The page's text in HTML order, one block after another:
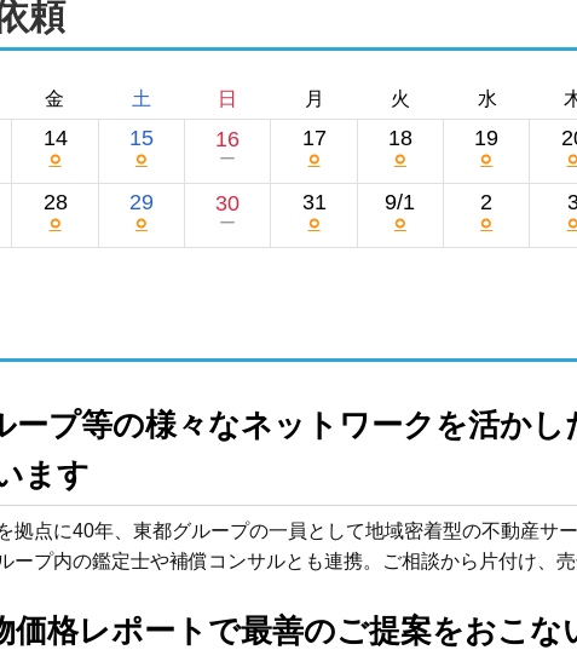
頼
金 土 日 月 火 水
14
○
15
○
16
ー
17
○
18
○
19
○ ○
28
○
29
○
30
ー
31
○
9/1
○
2
○ ○
ープ等の様々なネットワークを活かし
ます
拠点に40年、東都グループの一員として地域密着型の不動産サ
ープ内の鑑定士や補償コンサルとも連携。ご相談から片付け、
価格レポートで最善のご提案をおこな